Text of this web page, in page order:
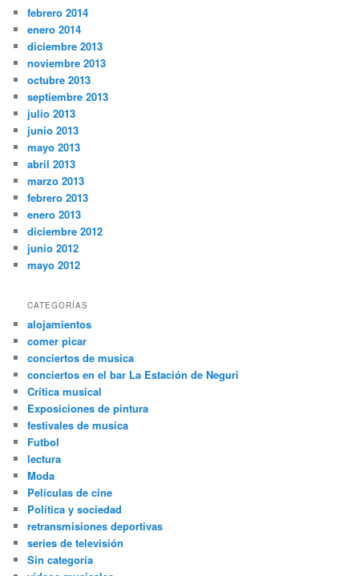
febrero 2014
enero 2014
diciembre 2013
noviembre 2013
octubre 2013
septiembre 2013
julio 2013
junio 2013
mayo 2013
abril 2013
marzo 2013
febrero 2013
enero 2013
diciembre 2012
junio 2012
mayo 2012
CATEGORÍAS
alojamientos
comer picar
conciertos de musica
conciertos en el bar La Estación de Neguri
Crítica musical
Exposiciones de pintura
festivales de musica
Futbol
lectura
Moda
Películas de cine
Política y sociedad
retransmisiones deportivas
series de televisión
Sin categoría